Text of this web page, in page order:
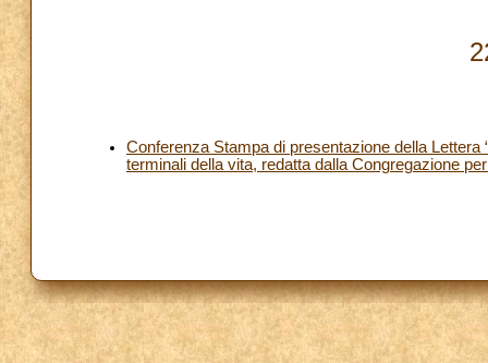
Conferenza Stampa di presentazione della
terminali della vita, redatta dalla Congregazione